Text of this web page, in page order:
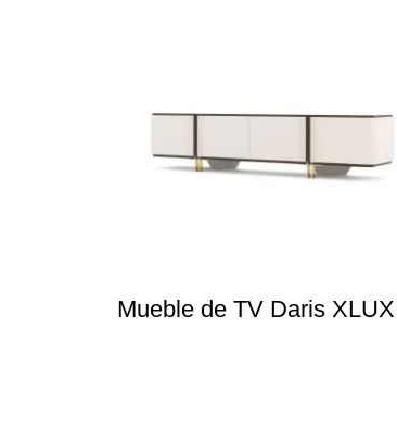
Mueble de TV Daris XLUX